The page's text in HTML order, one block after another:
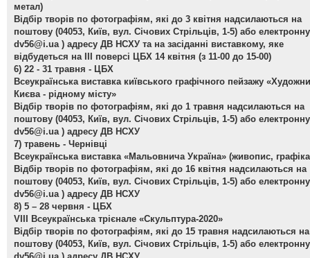
метал)
Відбір творів по фотографіям, які до 3 квітня надсилаються на
поштову (04053, Київ, вул. Січових Стрільців, 1-5) або
dv56@i.ua ) адресу ДВ НСХУ та на засіданні виставкому, яке
відбудеться на ІІІ поверсі ЦБХ 14 квітня (з 11-00 до 15-00)
6) 22 - 31 травня - ЦБХ
Всеукраїнська виставка київського графічного пейзажу
Києва - рідному місту»
Відбір творів по фотографіям, які до 1 травня надсилаються на
поштову (04053, Київ, вул. Січових Стрільців, 1-5) або
dv56@i.ua ) адресу ДВ НСХУ
7) травень - Чернівці
Всеукраїнська виставка «Мальовнича Україна» (живопис,
Відбір творів по фотографіям, які до 16 квітня надсилаються на
поштову (04053, Київ, вул. Січових Стрільців, 1-5) або
dv56@i.ua ) адресу ДВ НСХУ
8) 5 – 28 червня - ЦБХ
VIII Всеукраїнська трієнале «Скульптура-2020»
Відбір творів по фотографіям, які до 15 травня надсилаються на
поштову (04053, Київ, вул. Січових Стрільців, 1-5) або